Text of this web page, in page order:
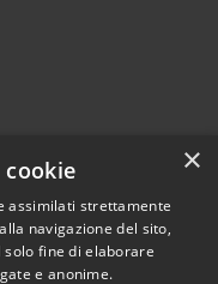
×
assimilati strettamente
navigazione del sito,
solo fine di elaborare
e anonime.